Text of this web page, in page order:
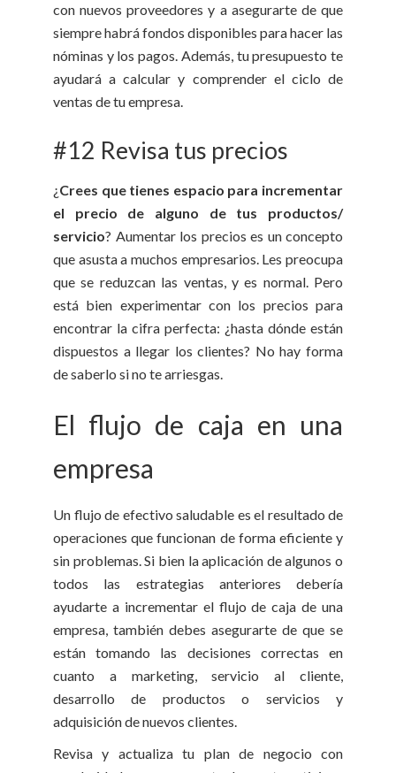
con nuevos proveedores y a asegurarte de que
siempre habrá fondos disponibles para hacer las
nóminas y los pagos. Además, tu presupuesto te
ayudará a calcular y comprender el ciclo de
ventas de tu empresa.
#12 Revisa tus precios
¿Crees que tienes espacio para incrementar
el precio de alguno de tus productos/
servicio? Aumentar los precios es un concepto
que asusta a muchos empresarios. Les preocupa
que se reduzcan las ventas, y es normal. Pero
está bien experimentar con los precios para
encontrar la cifra perfecta: ¿hasta dónde están
dispuestos a llegar los clientes? No hay forma
de saberlo si no te arriesgas.
El flujo de caja en una
empresa
Un flujo de efectivo saludable es el resultado de
operaciones que funcionan de forma eficiente y
sin problemas. Si bien la aplicación de algunos o
todos las estrategias anteriores debería
ayudarte a incrementar el flujo de caja de una
empresa, también debes asegurarte de que se
están tomando las decisiones correctas en
cuanto a marketing, servicio al cliente,
desarrollo de productos o servicios y
adquisición de nuevos clientes.
Revisa y actualiza tu plan de negocio con